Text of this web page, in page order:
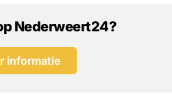
Nederweert24?
informatie